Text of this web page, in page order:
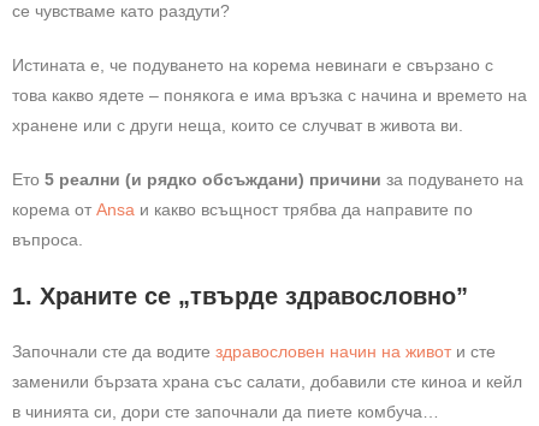
се чувстваме като раздути?
Истината е, че подуването на корема невинаги е свързано с
това какво ядете – понякога е има връзка с начина и времето на
хранене или с други неща, които се случват в живота ви.
Ето 5 реални (и рядко обсъждани) причини за подуването на
корема от Ansa и какво всъщност трябва да направите по
въпроса.
1. Храните се „твърде здравословно”
Започнали сте да водите здравословен начин на животи сте
заменили бързата храна със салати, добавили сте киноа и кейл
в чинията си, дори сте започнали да пиете комбуча…